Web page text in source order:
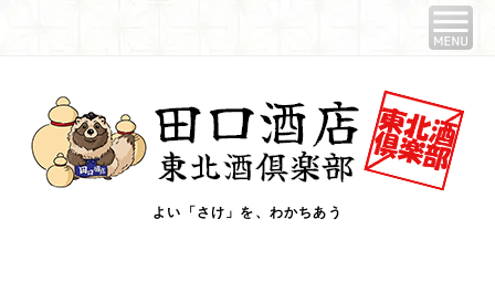
よい「さけ」を、わかちあう